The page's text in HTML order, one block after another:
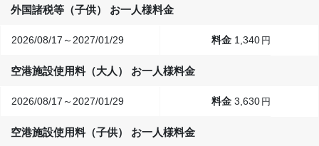
外国諸税等（子供） お一人様料金
2026/08/17～2027/01/29 1,340 円
空港施設使用料（大人） お一人様料金
2026/08/17～2027/01/29 3,630 円
空港施設使用料（子供） お一人様料金